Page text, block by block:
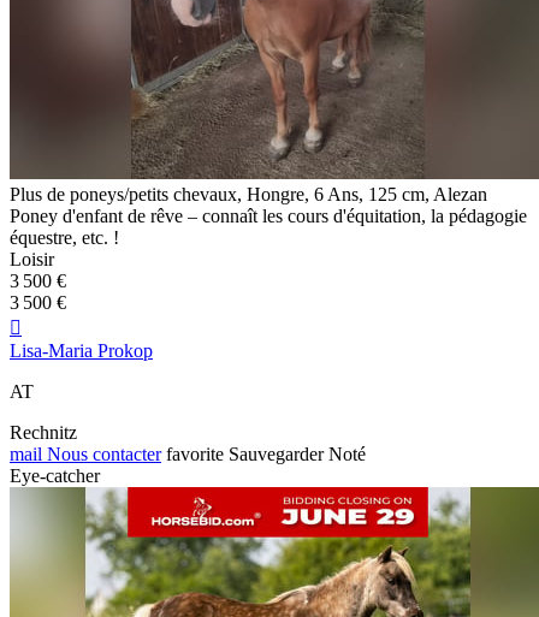
Plus de poneys/petits chevaux, Hongre, 6 Ans, 125 cm, Alezan
Poney d'enfant de rêve – connaît les cours d'équitation, la pédagogie
équestre, etc. !
Loisir
3 500 €
3 500 €

Lisa-Maria Prokop
AT
Rechnitz
mail Nous contacter favorite Sauvegarder Noté
Eye-catcher